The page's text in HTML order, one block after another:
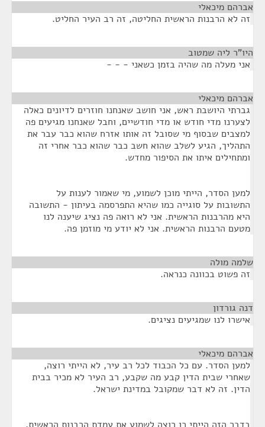
אברהם מיכאלי
זה לא הרבנות הראשית החליטה, זה רב העיר החליט.
היו"ר ליה שמטוב
אני מעלה מה שהיה בזמן כשאני - - -
אברהם מיכאלי
גברתי היושבת ראש, אני חושב שאנחנו חוזרים לדיונים כאלה
לצערנו מדי חודש או מדי חודשיים, וחבל שאנחנו מגיעים פה
למצבים שבסוף מי שסובל זה אותו אזרח שהוא כבר עבר את
התהליך, הגיע לשלב שהוא חשב כבר שהוא כבר אחרי זה
ומתחילים איתו את הסיפור מחדש.
למען הסדר, הייתי מוכן לשמוע, מי שאמור לענות על
התשובות על סוגייה כמו שהיא התפרסמה בעיתון - התשובה
היא מהרבנות הראשית. אני לא רואה פה נציג שיענה לנו
מטעם הרבנות הראשית. אני לא יודע מי מוזמן פה.
שלמה מולה
זה פשוט בכוונה כנראה.
דנה גורדון
אישרו לנו שמגיעים נציגים.
אברהם מיכאלי
למען הסדר. עם כל הכבוד לכל רב עיר, לא הייתי רוצה,
שאחרי שבית הדין קבע מה שקבע, רב העיר לא מכיר בבית
הדין. זה לא דבר שמקובל במדינת ישראל.